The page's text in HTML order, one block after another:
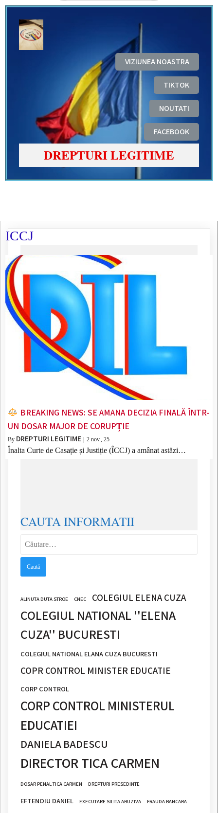
VIZIUNEA NOASTRA
TIKTOK
NOUTATI
FACEBOOK
DREPTURI LEGITIME
ICCJ
BREAKING NEWS: SE AMANA DECIZIA FINALĂ ÎNTR-
UN DOSAR MAJOR DE CORUPȚIE
By DREPTURI LEGITIME 2 nov., 25
Înalta Curte de Casație și Justiție (ÎCCJ) a amânat astăzi…
CAUTA INFORMATII
ALINUTA DUTA STROE CNEC COLEGIUL ELENA CUZA
COLEGIUL NATIONAL ''ELENA
CUZA'' BUCURESTI
COLEGIUL NATIONAL ELANA CUZA BUCURESTI
COPR CONTROL MINISTER EDUCATIE
CORP CONTROL
CORP CONTROL MINISTERUL
EDUCATIEI
DANIELA BADESCU
DIRECTOR TICA CARMEN
DOSAR PENAL TICA CARMEN DREPTURI PRESEDINTE
EFTENOIU DANIEL EXECUTARE SILITA ABUZIVA FRAUDA BANCARA